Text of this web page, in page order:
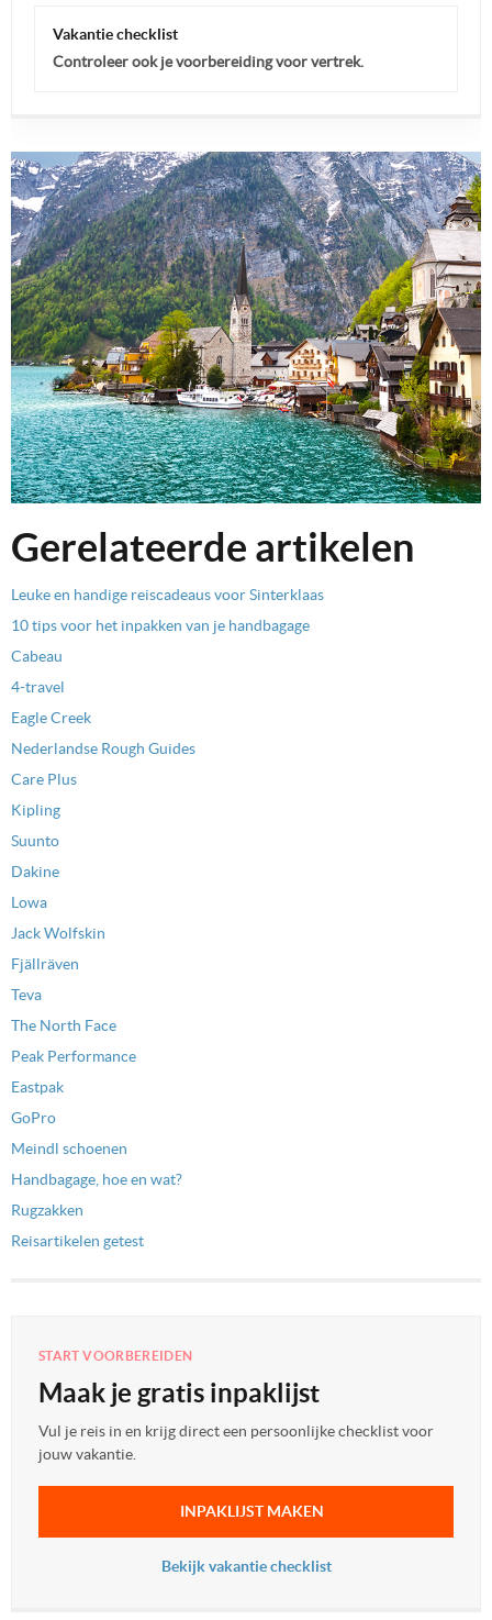
Vakantie checklist
Controleer ook je voorbereiding voor vertrek.
Gerelateerde artikelen
Leuke en handige reiscadeaus voor Sinterklaas
10 tips voor het inpakken van je handbagage
Cabeau
4-travel
Eagle Creek
Nederlandse Rough Guides
Care Plus
Kipling
Suunto
Dakine
Lowa
Jack Wolfskin
Fjällräven
Teva
The North Face
Peak Performance
Eastpak
GoPro
Meindl schoenen
Handbagage, hoe en wat?
Rugzakken
Reisartikelen getest
START VOORBEREIDEN
Maak je gratis inpaklijst
Vul je reis in en krijg direct een persoonlijke checklist voor
jouw vakantie.
INPAKLIJST MAKEN
Bekijk vakantie checklist